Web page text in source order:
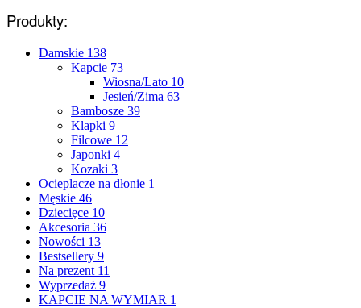
Produkty:
Damskie 138
Kapcie 73
Wiosna/Lato 10
Jesień/Zima 63
Bambosze 39
Klapki 9
Filcowe 12
Japonki 4
Kozaki 3
Ocieplacze na dłonie 1
Męskie 46
Dziecięce 10
Akcesoria 36
Nowości 13
Bestsellery 9
Na prezent 11
Wyprzedaż 9
KAPCIE NA WYMIAR 1